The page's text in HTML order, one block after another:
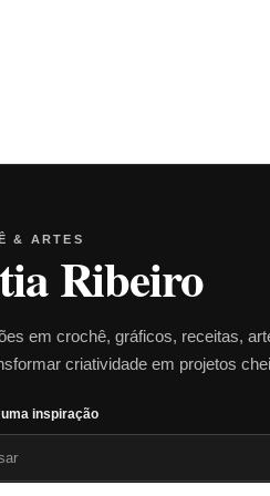
& ARTES
Ribeiro
em crochê, gráficos, receitas,
criatividade em projetos
inspiração